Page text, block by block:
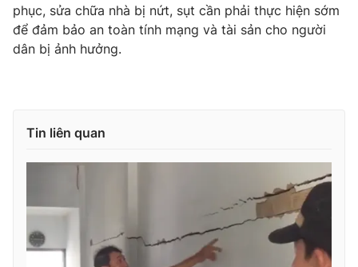
Cơ quan báo chí:
cấp ngày 29/12/2023
Tổng Biên tập:
Phó Tổng Biên tập:
Nguyễn Thị Mỹ Hạnh, Phạm Quốc Thắng,
Nguyễn Trọng Ninh
Tổng đài VTV: 024.38 355 931 - 024.38 355 932
phục, sửa chữa nhà bị nứt, sụt cần phải thực hiện sớm
để đảm bảo an toàn tính mạng và tài sản cho người
dân bị ảnh hưởng.
Tin liên quan